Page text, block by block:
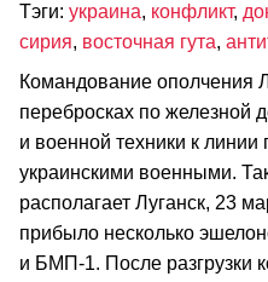
Тэги: украина, конфликт,
сирия, восточная гута,
Командование ополчения
перебросках по железной
и военной техники к линии
украинскими военными.
располагает Луганск, 23
прибыло несколько
и БМП-1. После разгрузки